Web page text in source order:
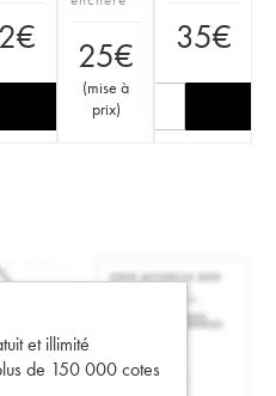
€ 25€
(mise à
prix)
35€
et illimité
de 150 000 cotes